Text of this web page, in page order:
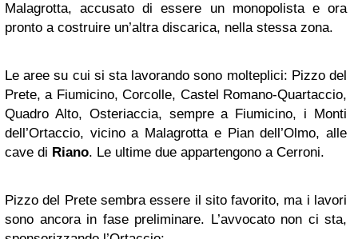
Malagrotta, accusato di essere un monopolista e ora
pronto a costruire un’altra discarica, nella stessa zona.
Le aree su cui si sta lavorando sono molteplici: Pizzo del
Prete, a Fiumicino, Corcolle, Castel Romano-Quartaccio,
Quadro Alto, Osteriaccia, sempre a Fiumicino, i Monti
dell’Ortaccio, vicino a Malagrotta e Pian dell’Olmo, alle
cave di Riano. Le ultime due appartengono a Cerroni.
Pizzo del Prete sembra essere il sito favorito, ma i lavori
sono ancora in fase preliminare. L’avvocato non ci sta,